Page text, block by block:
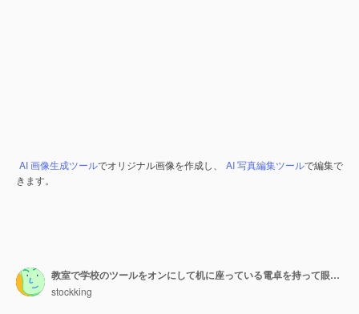
AI 画像生成ツールでオリジナル画像を作成し、 AI 写真編集ツールで編集で
きます。
教室で学校のツールをオンにして机に座っている電卓を持って眼鏡をかけている若い女教師の横を見て考えて
stockking